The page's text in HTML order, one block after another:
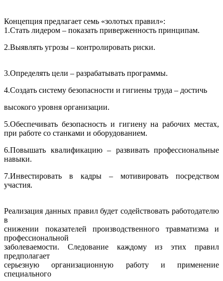
Концепция предлагает семь «золотых правил»:
1.Стать лидером – показать приверженность принципам.
2.Выявлять угрозы – контролировать риски.
3.Определять цели – разрабатывать программы.
4.Создать систему безопасности и гигиены труда – достичь
высокого уровня организации.
5.Обеспечивать безопасность и гигиену на рабочих местах,
при работе со станками и оборудованием.
6.Повышать квалификацию – развивать профессиональные
навыки.
7.Инвестировать в кадры – мотивировать посредством
участия.
Реализация данных правил будет содействовать работодателю
в
снижении показателей производственного травматизма и
профессиональной
заболеваемости. Следование каждому из этих правил
предполагает
серьезную организационную работу и применение
специального